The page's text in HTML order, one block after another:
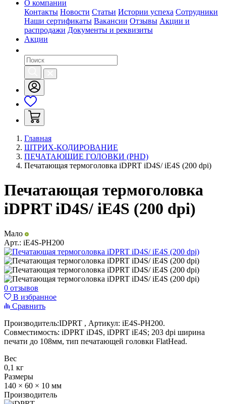
О компании
Контакты Новости Статьи Истории успеха Сотрудники
Наши сертификаты Вакансии Отзывы Акции и
распродажи Документы и реквизиты
Акции
Главная
ШТРИХ-КОДИРОВАНИЕ
ПЕЧАТАЮЩИЕ ГОЛОВКИ (PHD)
Печатающая термоголовка iDPRT iD4S/ iE4S (200 dpi)
Печатающая термоголовка
iDPRT iD4S/ iE4S (200 dpi)
Мало
Арт.: iE4S-PH200
0 отзывов
В избранное
Сравнить
Производитель:IDPRT , Артикул: iE4S-PH200.
Совместимость: iDPRT iD4S, iDPRT iE4S; 203 dpi ширина
печати до 108мм, тип печатающей головки FlatHead.
Вес
0,1 кг
Размеры
140 × 60 × 10 мм
Производитель